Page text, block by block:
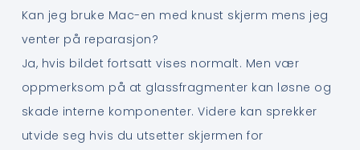
Kan jeg bruke Mac-en med knust skjerm mens jeg
venter på reparasjon?
Ja, hvis bildet fortsatt vises normalt. Men vær
oppmerksom på at glassfragmenter kan løsne og
skade interne komponenter. Videre kan sprekker
utvide seg hvis du utsetter skjermen for